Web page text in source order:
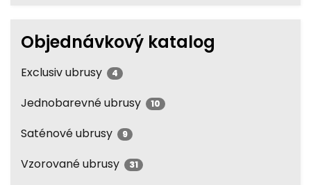
Objednávkový katalog
Exclusiv ubrusy 4
Jednobarevné ubrusy 10
Saténové ubrusy 9
Vzorované ubrusy 31